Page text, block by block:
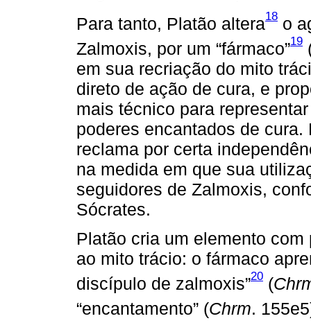
Para tanto, Platão altera18 o
Zalmoxis, por um “fármaco”19
em sua recriação do mito
direto de ação de cura, e
mais técnico para
poderes encantados de
reclama por certa
na medida em que sua
seguidores de Zalmoxis,
Sócrates.
Platão cria um elemento
ao mito trácio: o fármaco
discípulo de zalmoxis”20 (
“encantamento” (Chrm.